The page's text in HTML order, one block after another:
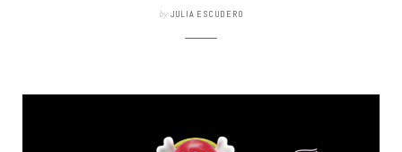
by JULIA ESCUDERO